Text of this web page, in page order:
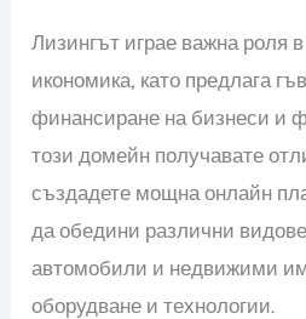
Лизингът играе важна роля
икономика, като предлага
финансиране на бизнеси и
този домейн получавате
създадете мощна онлайн
да обедини различни
автомобили и недвижими
оборудване и технологии.